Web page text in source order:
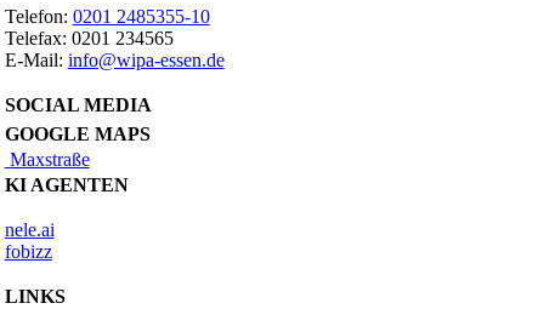
Telefon: 0201 2485355-10
Telefax: 0201 234565
E-Mail: info@wipa-essen.de
SOCIAL MEDIA
GOOGLE MAPS
Maxstraße
KI AGENTEN
nele.ai
fobizz
LINKS